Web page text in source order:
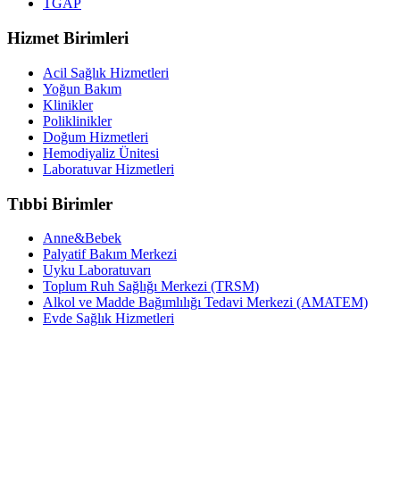
TGAP
Hizmet Birimleri
Acil Sağlık Hizmetleri
Yoğun Bakım
Klinikler
Poliklinikler
Doğum Hizmetleri
Hemodiyaliz Ünitesi
Laboratuvar Hizmetleri
Tıbbi Birimler
Anne&Bebek
Palyatif Bakım Merkezi
Uyku Laboratuvarı
Toplum Ruh Sağlığı Merkezi (TRSM)
Alkol ve Madde Bağımlılığı Tedavi Merkezi (AMATEM)
Evde Sağlık Hizmetleri